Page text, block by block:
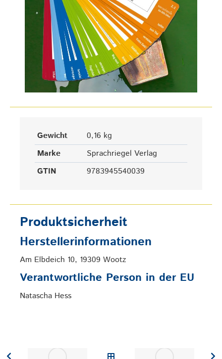
Gewicht
0,16 kg
Marke
Sprachriegel Verlag
GTIN
9783945540039
Produktsicherheit
Herstellerinformationen
Am Elbdeich 10, 19309 Wootz
Verantwortliche Person in der EU
Natascha Hess